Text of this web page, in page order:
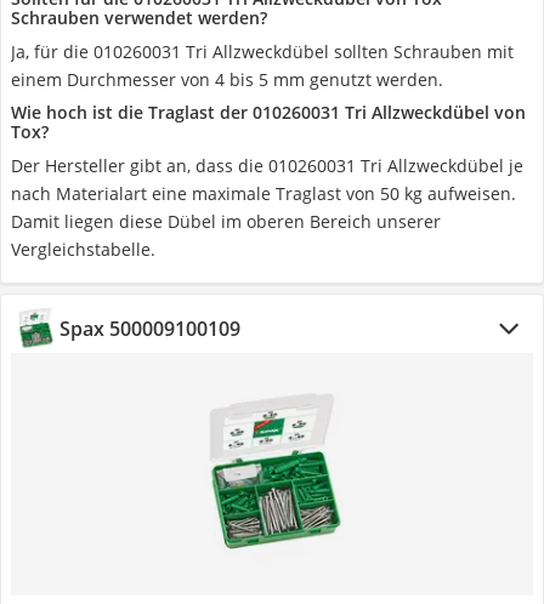
Schrauben verwendet werden?
Ja, für die 010260031 Tri Allzweckdübel sollten Schrauben mit
einem Durchmesser von 4 bis 5 mm genutzt werden.
Wie hoch ist die Traglast der 010260031 Tri Allzweckdübel von
Tox?
Der Hersteller gibt an, dass die 010260031 Tri Allzweckdübel je
nach Materialart eine maximale Traglast von 50 kg aufweisen.
Damit liegen diese Dübel im oberen Bereich unserer
Vergleichstabelle.
Spax 500009100109